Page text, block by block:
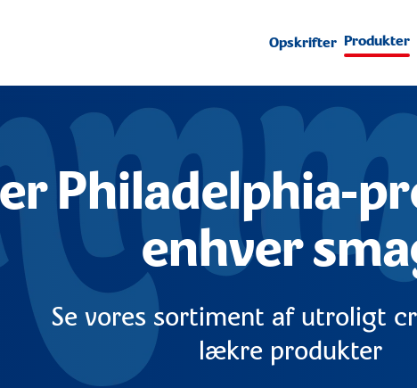
Opskrifter Produkter
Philadelphia-
enhver
Se vores sortiment af utroligt
lækre produkter